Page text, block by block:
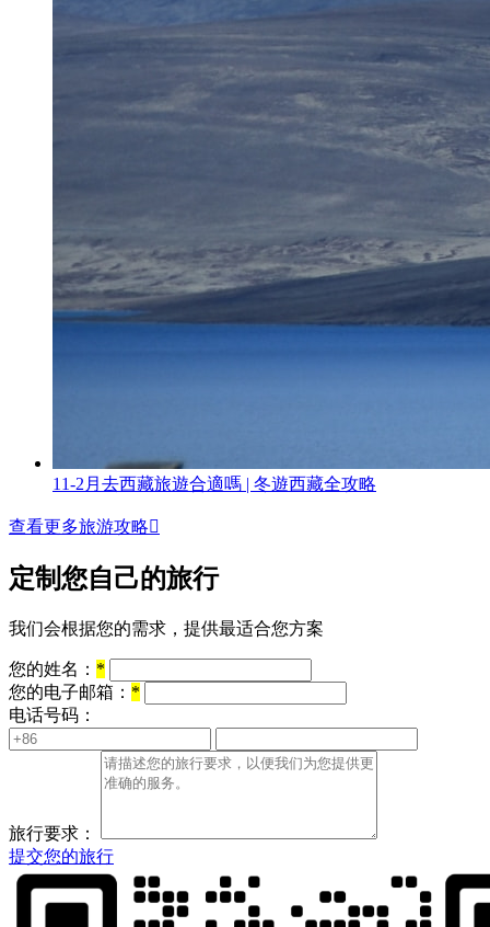
11-2月去西藏旅遊合適嗎 | 冬遊西藏全攻略
查看更多旅游攻略
定制您自己的旅行
我们会根据您的需求，提供最适合您方案
您的姓名： *
您的电子邮箱： *
电话号码：
旅行要求：
提交您的旅行